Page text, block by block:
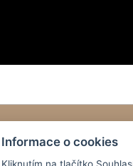
Informace o cookies